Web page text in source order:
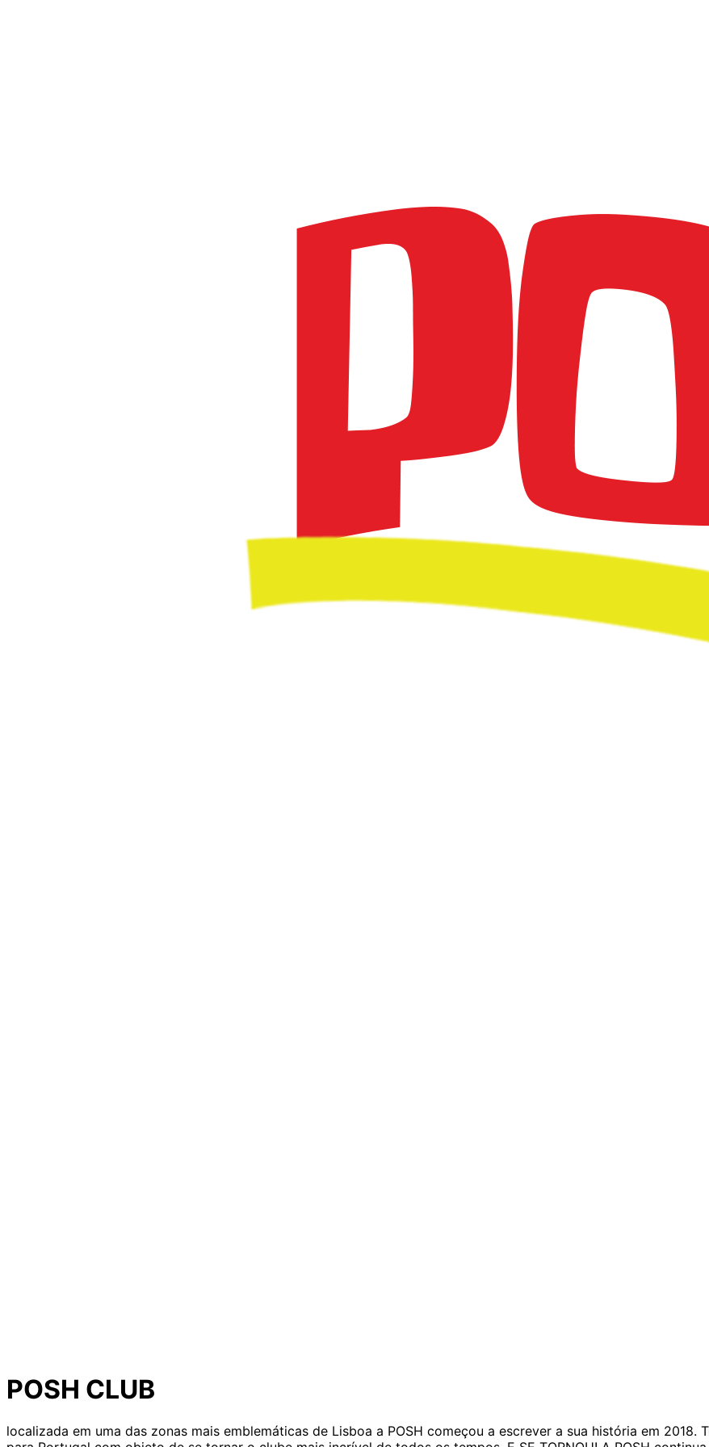
POSH CLUB
localizada em uma das zonas mais emblemáticas de Lisboa a POSH começou a escrever a sua história em